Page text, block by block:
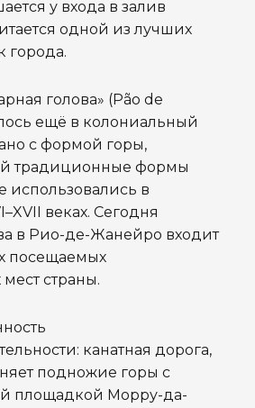
у входа в залив
одной из лучших
города.
голова» (Pão de
ещё в колониальный
с формой горы,
традиционные формы
использовались в
веках. Сегодня
в Рио-де-Жанейро входит
посещаемых
страны.
канатная дорога,
подножие горы с
площадкой Морру-да-